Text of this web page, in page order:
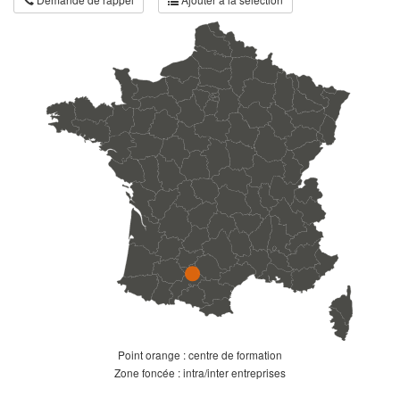
Point orange : centre de formation
Zone foncée : intra/inter entreprises